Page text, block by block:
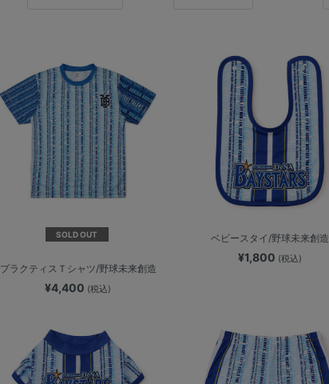
SOLD OUT
プラクティスＴシャツ/野球未来創造
¥4,400 (税込)
ベビースタイ/野球未来創造
¥1,800 (税込)